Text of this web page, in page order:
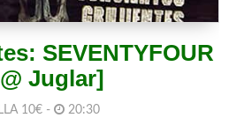
SEVENTYFOUR
Juglar]
10€ - 20:30